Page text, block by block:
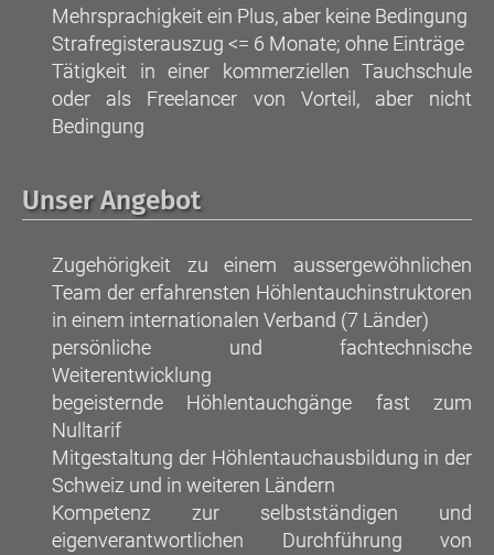
Mehrsprachigkeit ein Plus, aber keine Bedingung
Strafregisterauszug <= 6 Monate; ohne Einträge
Tätigkeit in einer kommerziellen Tauchschule
oder als Freelancer von Vorteil, aber nicht
Bedingung
Unser Angebot
Zugehörigkeit zu einem aussergewöhnlichen
Team der erfahrensten Höhlentauchinstruktoren
in einem internationalen Verband (7 Länder)
persönliche und fachtechnische
Weiterentwicklung
begeisternde Höhlentauchgänge fast zum
Nulltarif
Mitgestaltung der Höhlentauchausbildung in der
Schweiz und in weiteren Ländern
Kompetenz zur selbstständigen und
eigenverantwortlichen Durchführung von